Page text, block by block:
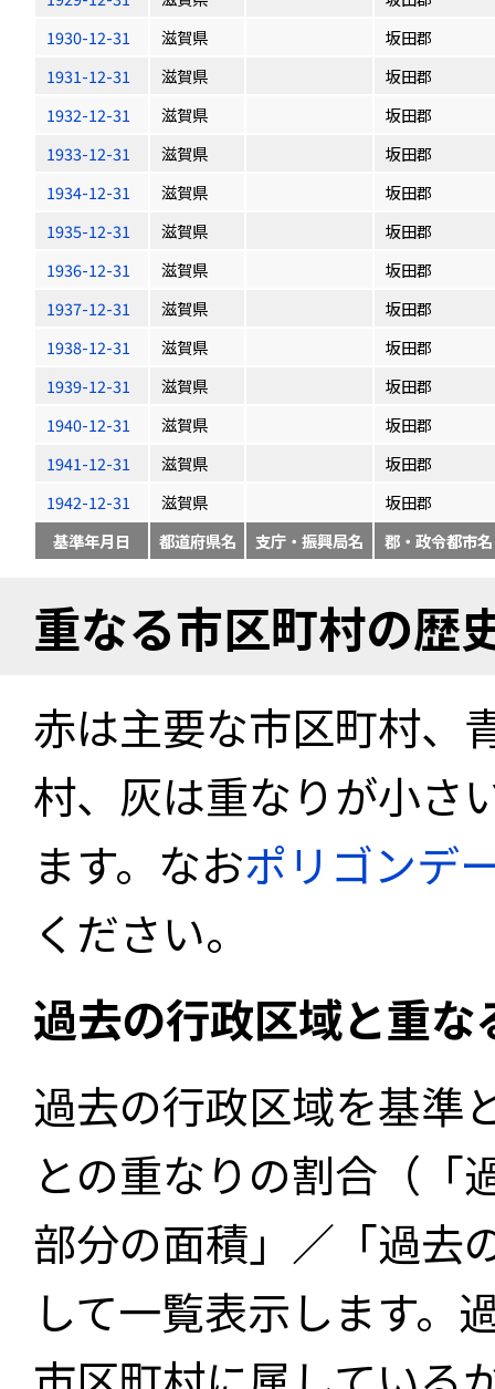
1930-12-31
滋賀県
坂田郡
1931-12-31
滋賀県
坂田郡
1932-12-31
滋賀県
坂田郡
1933-12-31
滋賀県
坂田郡
1934-12-31
滋賀県
坂田郡
1935-12-31
滋賀県
坂田郡
1936-12-31
滋賀県
坂田郡
1937-12-31
滋賀県
坂田郡
1938-12-31
滋賀県
坂田郡
1939-12-31
滋賀県
坂田郡
1940-12-31
滋賀県
坂田郡
1941-12-31
滋賀県
坂田郡
1942-12-31
滋賀県
坂田郡
基準年月日
都道府県名 支庁・振興局名 郡・政令都市名
重なる市区町村の歴
赤は主要な市区町村、
村、灰は重なりが小さ
ます。なおポリゴンデ
ください。
過去の行政区域と重
過去の行政区域を基準
との重なりの割合（「
部分の面積」／「過去
して一覧表示します。